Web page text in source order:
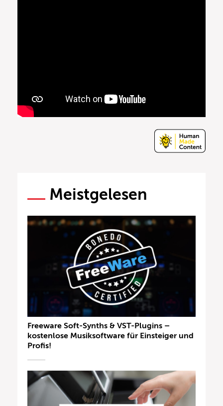
Meistgelesen
Freeware Soft-Synths & VST-Plugins –
kostenlose Musiksoftware für Einsteiger und
Profis!